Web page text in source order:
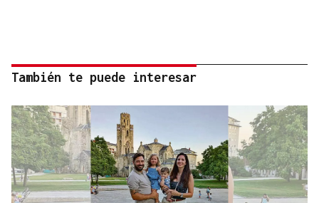
También te puede interesar